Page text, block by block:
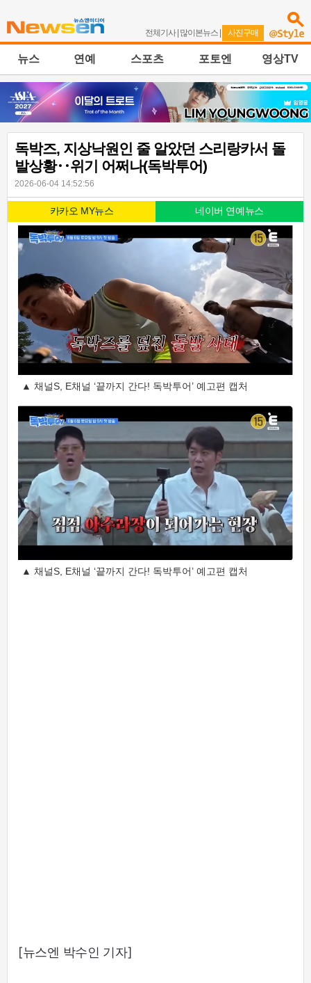
전체기사| 많이본뉴스 | 사진구매
뉴스 연예 스포츠 포토엔 영상TV
독박즈, 지상낙원인 줄 알았던 스리랑카서 돌
발상황‥위기 어쩌나(독박투어)
2026-06-04 14:52:56
카카오 MY뉴스 네이버 연예뉴스
▲ 채널S, E채널 ‘끝까지 간다! 독박투어’ 예고편 캡처
▲ 채널S, E채널 ‘끝까지 간다! 독박투어’ 예고편 캡처
[뉴스엔 박수인 기자]